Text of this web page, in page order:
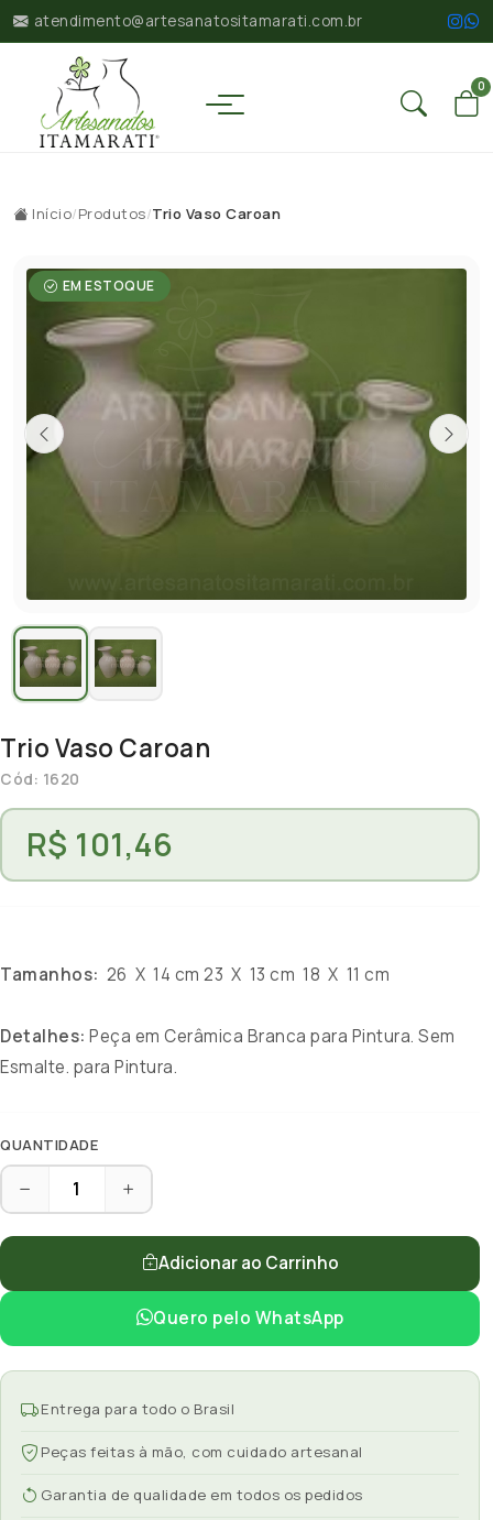
atendimento@artesanatositamarati.com.br
0
Início/Produtos/Trio Vaso Caroan
EM ESTOQUE
Trio Vaso Caroan
Cód: 1620
R$ 101,46
Tamanhos: 26 X 14 cm 23 X 13 cm 18 X 11 cm
Detalhes: Peça em Cerâmica Branca para Pintura. Sem
Esmalte. para Pintura.
QUANTIDADE
Adicionar ao Carrinho
Quero pelo WhatsApp
Entrega para todo o Brasil
Peças feitas à mão, com cuidado artesanal
Garantia de qualidade em todos os pedidos